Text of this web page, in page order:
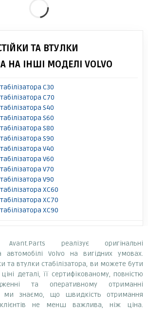
ТА ВТУЛКИ
НА ІНШІ МОДЕЛІ VOLVO
C30
C70
S40
S60
S80
S90
V40
V60
V70
V90
XC60
XC70
XC90
Avant.Parts реалізує оригінальні
автомобілі Volvo на вигідних умовах.
та втулки стабілізатора, ви можете бути
деталі, її сертифікованому, повністю
та оперативному отриманні
ми знаємо, що швидкість отримання
не менш важлива, ніж ціна.